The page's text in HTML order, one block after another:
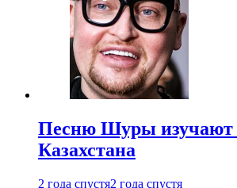
Песню Шуры
Казахстана
2 года спустя2 года спустя